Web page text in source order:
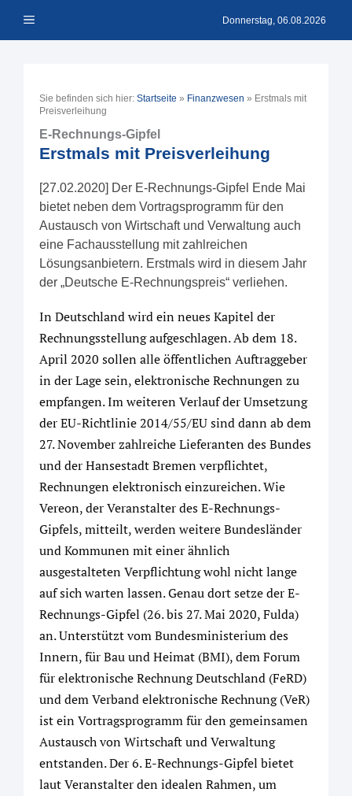
Inhalt Menü Donnerstag, 06.08.2026
Sie befinden sich hier: Startseite » Finanzwesen » Erstmals mit
Preisverleihung
E-Rechnungs-Gipfel
Erstmals mit Preisverleihung
[27.02.2020] Der E-Rechnungs-Gipfel Ende Mai
bietet neben dem Vortragsprogramm für den
Austausch von Wirtschaft und Verwaltung auch
eine Fachausstellung mit zahlreichen
Lösungsanbietern. Erstmals wird in diesem Jahr
der „Deutsche E-Rechnungspreis“ verliehen.
In Deutschland wird ein neues Kapitel der
Rechnungsstellung aufgeschlagen. Ab dem 18.
April 2020 sollen alle öffentlichen Auftraggeber
in der Lage sein, elektronische Rechnungen zu
empfangen. Im weiteren Verlauf der Umsetzung
der EU-Richtlinie 2014/55/EU sind dann ab dem
27. November zahlreiche Lieferanten des Bundes
und der Hansestadt Bremen verpflichtet,
Rechnungen elektronisch einzureichen. Wie
Vereon, der Veranstalter des E-Rechnungs-
Gipfels, mitteilt, werden weitere Bundesländer
und Kommunen mit einer ähnlich
ausgestalteten Verpflichtung wohl nicht lange
auf sich warten lassen. Genau dort setze der E-
Rechnungs-Gipfel (26. bis 27. Mai 2020, Fulda)
an. Unterstützt vom Bundesministerium des
Innern, für Bau und Heimat (BMI), dem Forum
für elektronische Rechnung Deutschland (FeRD)
und dem Verband elektronische Rechnung (VeR)
ist ein Vortragsprogramm für den gemeinsamen
Austausch von Wirtschaft und Verwaltung
entstanden. Der 6. E-Rechnungs-Gipfel bietet
laut Veranstalter den idealen Rahmen, um